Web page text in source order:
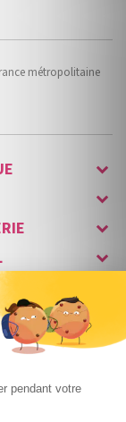
métropolitaine